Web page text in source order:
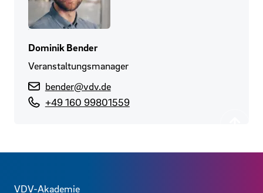
Dominik Bender
Veranstaltungsmanager
bender@vdv.de
+49 160 99801559
VDV-Akademie